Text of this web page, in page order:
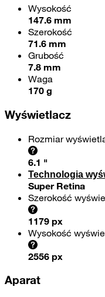
Wysokość
147.6 mm
Szerokość
71.6 mm
Grubość
7.8 mm
Waga
170 g
Wyświetlacz
Rozmiar
6.1 "
Technologia
Super Retina
Szerokość
1179 px
Wysokość
2556 px
Aparat